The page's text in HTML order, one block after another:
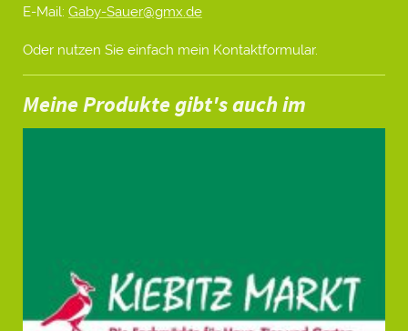
E-Mail: Gaby-Sauer@gmx.de
Oder nutzen Sie einfach mein Kontaktformular.
Meine Produkte gibt's auch im